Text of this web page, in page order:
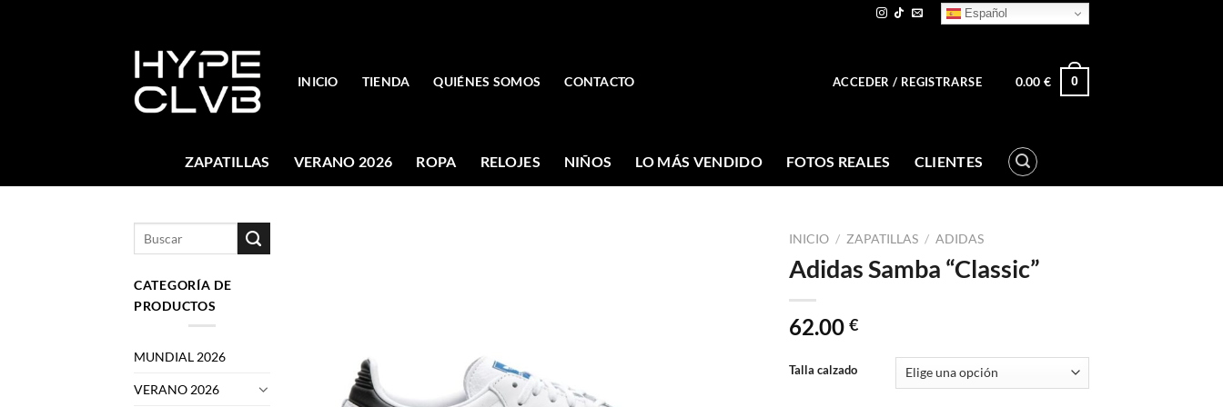
Español
INICIO TIENDA QUIÉNES SOMOS CONTACTO ACCEDER / REGISTRARSE 0.00€ 0
ZAPATILLAS VERANO 2026 ROPA RELOJES NIÑOS LO MÁS VENDIDO FOTOS REALES CLIENTES
CATEGORÍA DE
PRODUCTOS
MUNDIAL 2026
VERANO 2026
INICIO / ZAPATILLAS / ADIDAS
Adidas Samba “Classic”
62.00 €
Talla calzado